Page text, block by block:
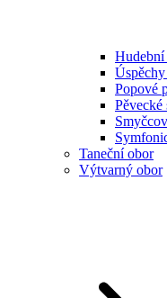
Hudební
Popové
Pěvecké
Taneční obor
Výtvarný obor